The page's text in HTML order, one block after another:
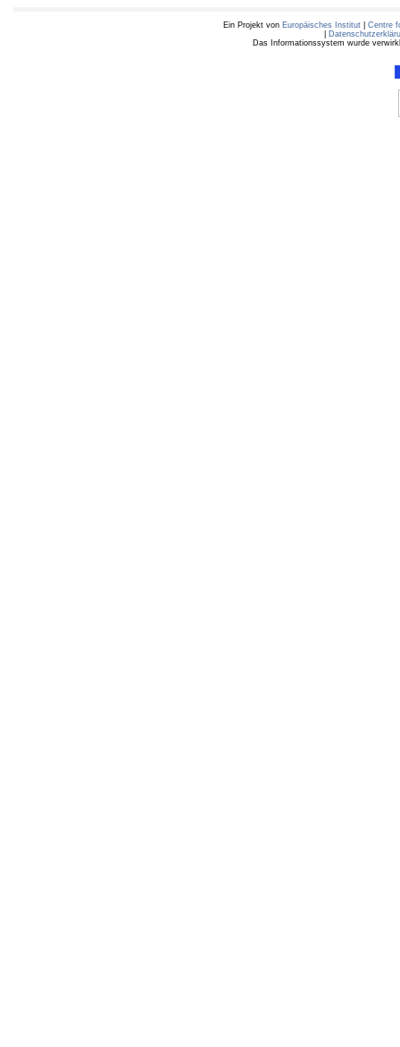
Ein Projekt von Europäisches Institut
Centre
Das Informationssystem wurde